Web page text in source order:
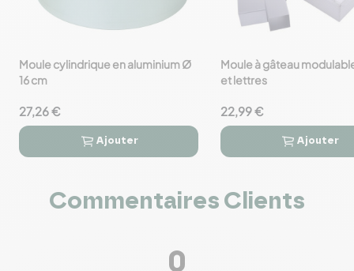
favorite_border
Moule cylindrique en aluminium Ø
16 cm
27,26 €
 
Ajouter
favorite_border
Moule à gâteau
et lettres
22,99 €
 
Ajouter
Commentaires Clients
0